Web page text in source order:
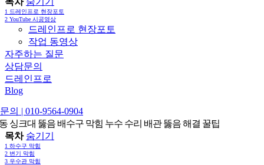
1 드레인프로 현장포토
2 YouTube 시공영상
드레인프로 현장포토
작업 동영상
자주하는 질문
상담문의
드레인프로
Blog
의 | 010-9564-0904
싱크대 뚫음 배수구 막힘 누수 수리 배관 뚫음 해결 꿀팁
목차 숨기기
1 하수구 막힘
2 변기 막힘
3 우수관 막힘